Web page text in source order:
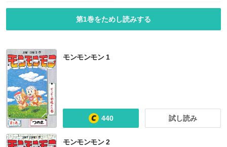
第1巻をためし読みする
モンモンモン 1
440 試し読み
モンモンモン 2